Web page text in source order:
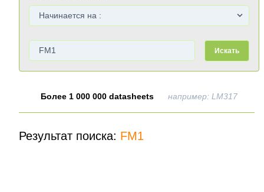
Искать
Более 1 000 000 datasheets например: LM317
Результат поиска: FM1